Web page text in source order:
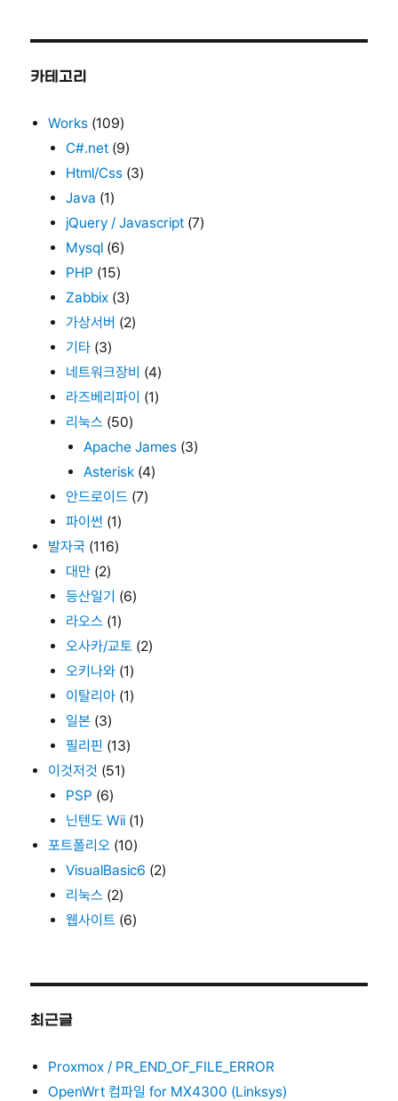
카테고리
Works (109)
C#.net (9)
Html/Css (3)
Java (1)
jQuery / Javascript (7)
Mysql (6)
PHP (15)
Zabbix (3)
가상서버 (2)
기타 (3)
네트워크장비 (4)
라즈베리파이 (1)
리눅스 (50)
Apache James (3)
Asterisk (4)
안드로이드 (7)
파이썬 (1)
발자국 (116)
대만 (2)
등산일기 (6)
라오스 (1)
오사카/교토 (2)
오키나와 (1)
이탈리아 (1)
일본 (3)
필리핀 (13)
이것저것 (51)
PSP (6)
닌텐도 Wii (1)
포트폴리오 (10)
VisualBasic6 (2)
리눅스 (2)
웹사이트 (6)
최근글
Proxmox / PR_END_OF_FILE_ERROR
OpenWrt 컴파일 for MX4300 (Linksys)